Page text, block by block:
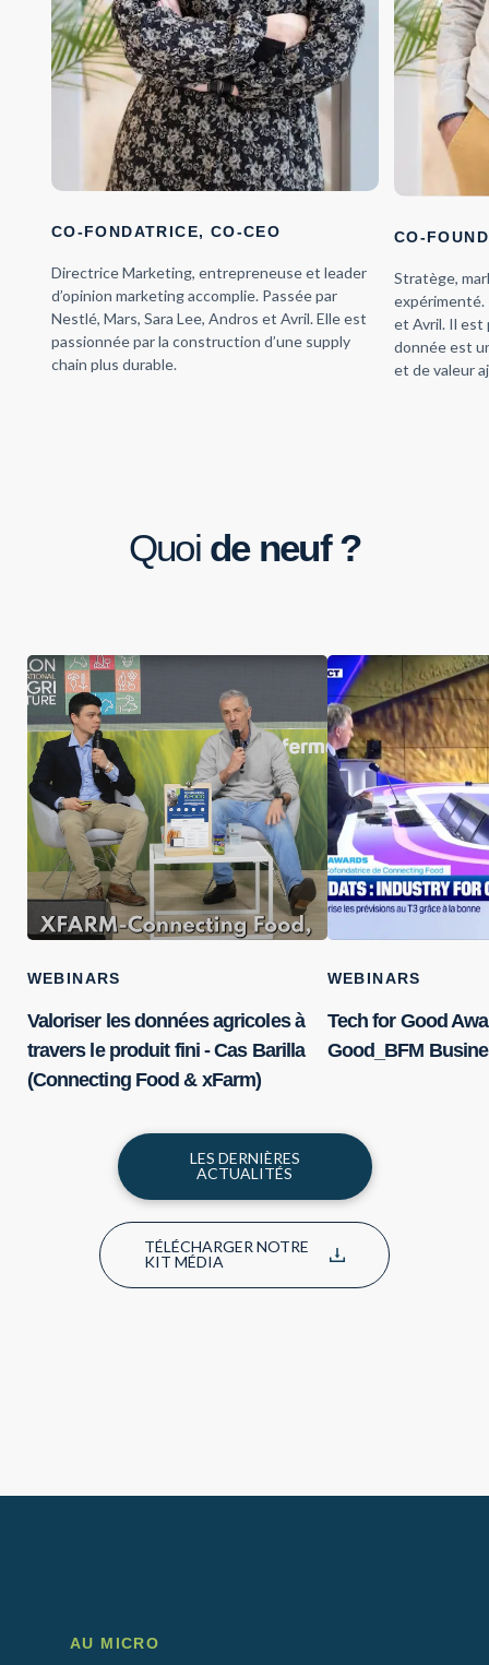
CO-FONDATRICE, CO-CEO
Directrice Marketing, entrepreneuse et leader
d’opinion marketing accomplie. Passée par
Nestlé, Mars, Sara Lee, Andros et Avril. Elle est
passionnée par la construction d’une supply
chain plus durable.
CO-
Stratège,
expérimenté.
et Avril. Il est
donnée est
et de valeur
Quoi de neuf ?
WEBINARS
Valoriser les données agricoles à
travers le produit fini - Cas Barilla
(Connecting Food & xFarm)
WEBINARS
Tech for Good
Good_BFM
LES DERNIÈRES
ACTUALITÉS
TÉLÉCHARGER NOTRE
KIT MÉDIA
AU MICRO